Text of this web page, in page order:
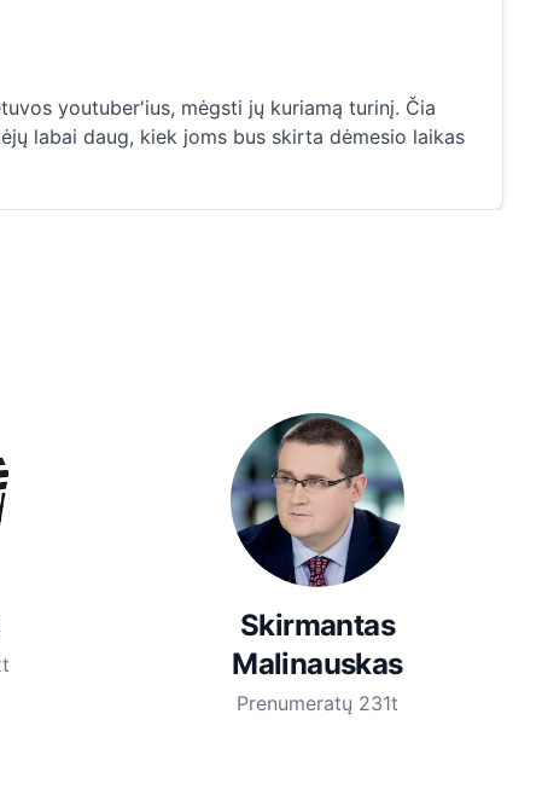
youtuber'ius, mėgsti jų kuriamą turinį. Čia
labai daug, kiek joms bus skirta dėmesio laikas
Skirmantas
Malinauskas
Prenumeratų 231t